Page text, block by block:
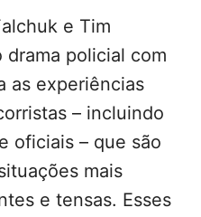
e Tim
drama policial com
as experiências
– incluindo
oficiais – que são
mais
e tensas. Esses